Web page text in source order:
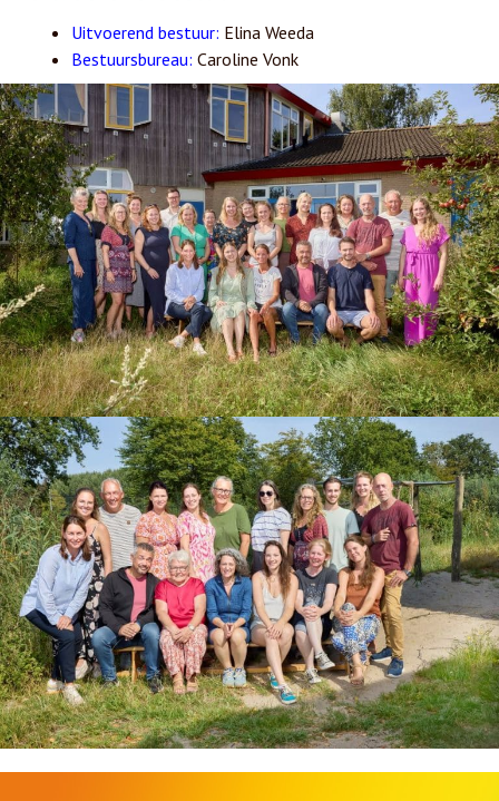
Uitvoerend bestuur: Elina Weeda
Bestuursbureau: Caroline Vonk